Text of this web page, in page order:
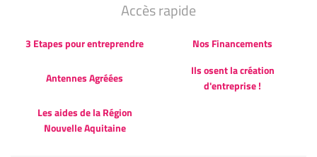
Accès rapide
3 Etapes pour entreprendre Nos Financements
Antennes Agréées
Ils osent la création
d'entreprise !
Les aides de la Région
Nouvelle Aquitaine